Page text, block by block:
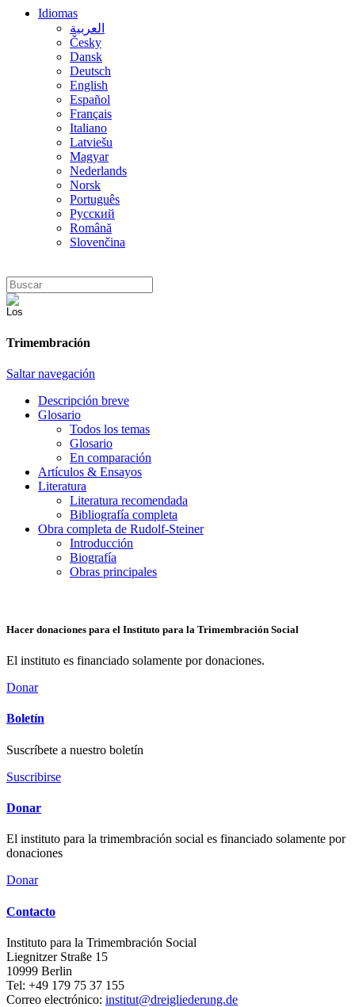
Idiomas
العربية
Česky
Dansk
Deutsch
English
Español
Français
Italiano
Latviešu
Magyar
Nederlands
Norsk
Português
Русский
Română
Slovenčina
Trimembración
Saltar navegación
Descripción breve
Glosario
Todos los temas
Glosario
En comparación
Artículos & Ensayos
Literatura
Literatura recomendada
Bibliografía completa
Obra completa de Rudolf-Steiner
Introducción
Biografía
Obras principales
Hacer donaciones para el Instituto para la Trimembración Social
El instituto es financiado solamente por donaciones.
Donar
Boletín
Suscríbete a nuestro boletín
Suscribirse
Donar
El instituto para la trimembración social es financiado solamente por
donaciones
Donar
Contacto
Instituto para la Trimembración Social
Liegnitzer Straße 15
10999 Berlin
Tel: +49 179 75 37 155
Correo electrónico: institut@dreigliederung.de